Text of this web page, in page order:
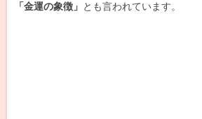
「金運の象徴」 とも言われています。